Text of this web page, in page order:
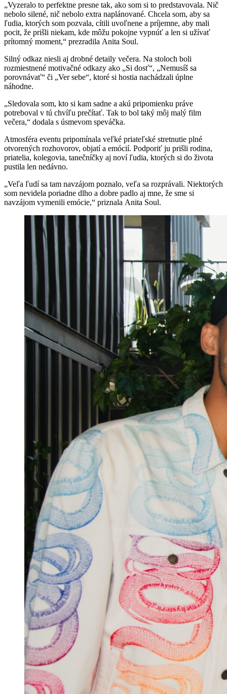
„Vyzeralo to perfektne presne tak, ako som si to predstavovala. Nič
nebolo silené, nič nebolo extra naplánované. Chcela som, aby sa
ľudia, ktorých som pozvala, cítili uvoľnene a príjemne, aby mali
pocit, že prišli niekam, kde môžu pokojne vypnúť a len si užívať
prítomný moment,“ prezradila Anita Soul.
Silný odkaz niesli aj drobné detaily večera. Na stoloch boli
rozmiestnené motivačné odkazy ako „Si dosť“, „Nemusíš sa
porovnávať“ či „Ver sebe“, ktoré si hostia nachádzali úplne
náhodne.
„Sledovala som, kto si kam sadne a akú pripomienku práve
potreboval v tú chvíľu prečítať. Tak to bol taký môj malý film
večera,“ dodala s úsmevom speváčka.
Atmosféra eventu pripomínala veľké priateľské stretnutie plné
otvorených rozhovorov, objatí a emócií. Podporiť ju prišli rodina,
priatelia, kolegovia, tanečníčky aj noví ľudia, ktorých si do života
pustila len nedávno.
„Veľa ľudí sa tam navzájom poznalo, veľa sa rozprávali. Niektorých
som nevidela poriadne dlho a dobre padlo aj mne, že sme si
navzájom vymenili emócie,“ priznala Anita Soul.